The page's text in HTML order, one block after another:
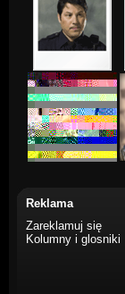
Reklama
Zareklamuj się
Kolumny i glosniki